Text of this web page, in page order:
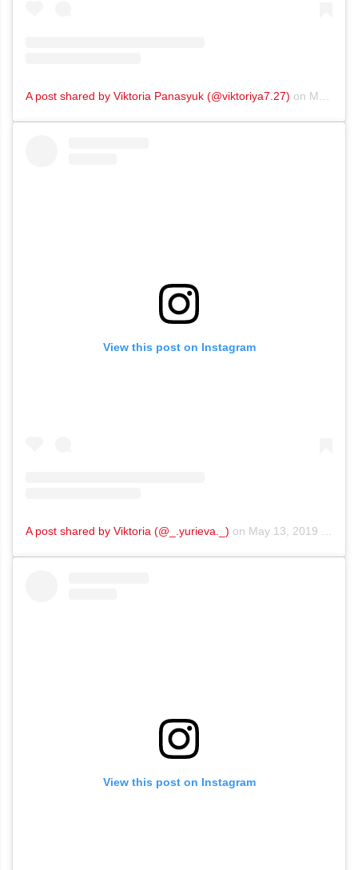
A post shared by Viktoria Panasyuk (@viktoriya7.27) on May 18, 2019 at 5:01am PDT
View this post on Instagram
A post shared by Viktoria (@_.yurieva._) on May 13, 2019 at 6:52am PDT
View this post on Instagram